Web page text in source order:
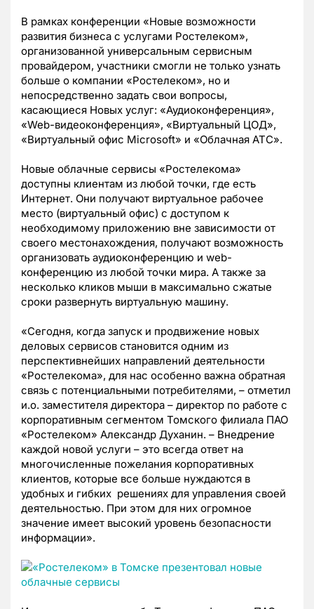
В рамках конференции «Новые возможности
развития бизнеса с услугами Ростелеком»,
организованной универсальным сервисным
провайдером, участники смогли не только узнать
больше о компании «Ростелеком», но и
непосредственно задать свои вопросы,
касающиеся Новых услуг: «Аудиоконференция»,
«Web-видеоконференция», «Виртуальный ЦОД»,
«Виртуальный офис Microsoft» и «Облачная АТС».
Новые облачные сервисы «Ростелекома»
доступны клиентам из любой точки, где есть
Интернет. Они получают виртуальное рабочее
место (виртуальный офис) с доступом к
необходимому приложению вне зависимости от
своего местонахождения, получают возможность
организовать аудиоконференцию и web-
конференцию из любой точки мира. А также за
несколько кликов мыши в максимально сжатые
сроки развернуть виртуальную машину.
«Сегодня, когда запуск и продвижение новых
деловых сервисов становится одним из
перспективнейших направлений деятельности
«Ростелекома», для нас особенно важна обратная
связь с потенциальными потребителями, – отметил
и.о. заместителя директора – директор по работе с
корпоративным сегментом Томского филиала ПАО
«Ростелеком» Александр Духанин. – Внедрение
каждой новой услуги – это всегда ответ на
многочисленные пожелания корпоративных
клиентов, которые все больше нуждаются в
удобных и гибких решениях для управления своей
деятельностью. При этом для них огромное
значение имеет высокий уровень безопасности
информации».